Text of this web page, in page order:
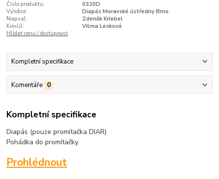
Číslo produktu:
0320D
Výrobce:
Diapás Moravské ústředny Brno
Napsal:
Zdeněk Kriebel
Kreslil:
Vilma Lesková
Hlídat cenu / dostupnost
Kompletní specifikace
Komentáře 0
Kompletní specifikace
Diapás (pouze promítačka DIAR)
Pohádka do promítačky.
Prohlédnout